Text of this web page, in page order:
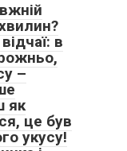
в
–
як
це був
укусу!